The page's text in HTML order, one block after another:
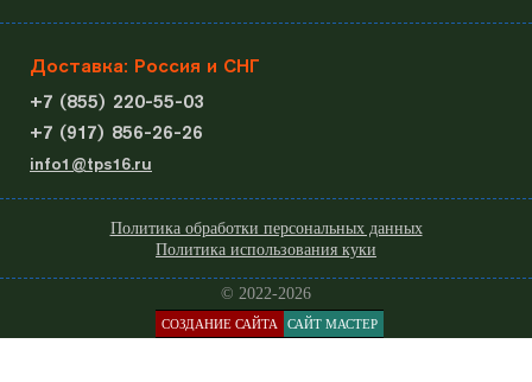
Доставка: Россия и СНГ
+7 (855) 220-55-03
+7 (917) 856-26-26
info1@tps16.ru
Политика обработки персональных данных
Политика использования куки
© 2022-2026
СОЗДАНИЕ САЙТА САЙТ МАСТЕР